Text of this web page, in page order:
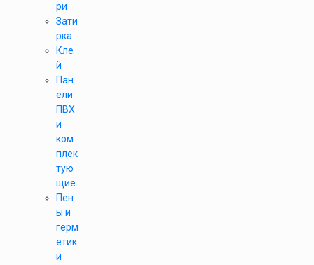
ри
Зати
рка
Кле
й
Пан
ели
ПВХ
и
ком
плек
тую
щие
Пен
ы и
герм
етик
и